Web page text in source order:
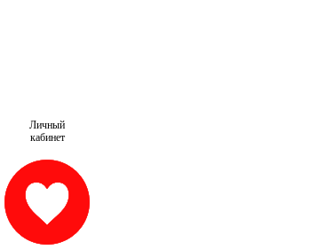
Личный
кабинет